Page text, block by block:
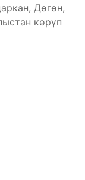
Дөгөн,
көрүп